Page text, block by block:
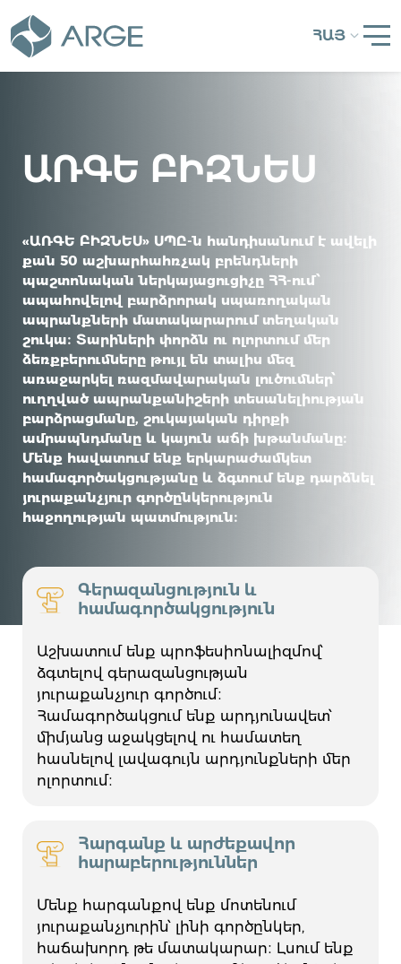
ՀԱՅ
ԱՌԳԵ ԲԻԶՆԵՍ
«ԱՌԳԵ ԲԻԶՆԵՍ» ՍՊԸ-ն հանդիսանում է ավելի
քան 50 աշխարհահռչակ բրենդների
պաշտոնական ներկայացուցիչը ՀՀ-ում՝
ապահովելով բարձրորակ սպառողական
ապրանքների մատակարարում տեղական
շուկա։ Տարիների փորձն ու ոլորտում մեր
ձեռքբերումները թույլ են տալիս մեզ
առաջարկել ռազմավարական լուծումներ՝
ուղղված ապրանքանիշերի տեսանելիության
բարձրացմանը, շուկայական դիրքի
ամրապնդմանը և կայուն աճի խթանմանը։
Մենք հավատում ենք երկարաժամկետ
համագործակցությանը և ձգտում ենք դարձնել
յուրաքանչյուր գործընկերություն
հաջողության պատմություն։
Գերազանցություն և
համագործակցություն
Աշխատում ենք պրոֆեսիոնալիզմով՝
ձգտելով գերազանցության
յուրաքանչյուր գործում։
Համագործակցում ենք արդյունավետ՝
միմյանց աջակցելով ու համատեղ
հասնելով լավագույն արդյունքների մեր
ոլորտում։
Հարգանք և արժեքավոր
հարաբերություններ
Մենք հարգանքով ենք մոտենում
յուրաքանչյուրին՝ լինի գործընկեր,
հաճախորդ թե մատակարար։ Լսում ենք